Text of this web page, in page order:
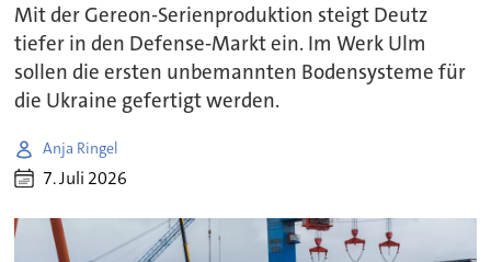
Mit der Gereon-Serienproduktion steigt Deutz
tiefer in den Defense-Markt ein. Im Werk Ulm
sollen die ersten unbemannten Bodensysteme für
die Ukraine gefertigt werden.
Anja Ringel
7. Juli 2026